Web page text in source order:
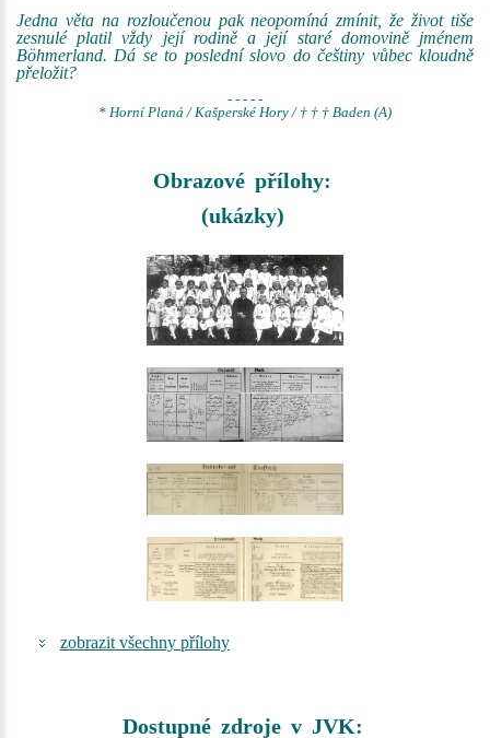
Jedna věta na rozloučenou pak neopomíná zmínit, že život tiše
zesnulé platil vždy její rodině a její staré domovině jménem
Böhmerland. Dá se to poslední slovo do češtiny vůbec kloudně
přeložit?
- - - - -
* Horní Planá / Kašperské Hory / † † † Baden (A)
Obrazové přílohy:
(ukázky)
zobrazit všechny přílohy
Dostupné zdroje v JVK: